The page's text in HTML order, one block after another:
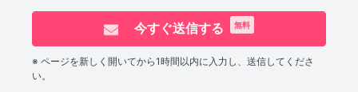
今すぐ送信する 無料
※ ページを新しく開いてから1時間以内に入力し、送信してくださ
い。